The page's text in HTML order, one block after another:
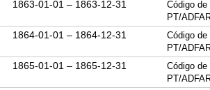
1863-01-01 – 1863-12-31
Código
PT/
1864-01-01 – 1864-12-31
Código
PT/
1865-01-01 – 1865-12-31
Código
PT/